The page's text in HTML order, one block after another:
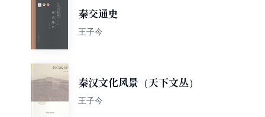
秦交通史
王子今
秦汉文化风景（天下文丛）
王子今